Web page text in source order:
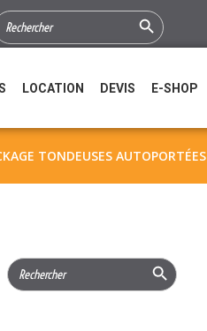
Search Button
LOCATION DEVIS E-SHOP
TONDEUSES AUTOPORTÉES
Search
for:
Search Button